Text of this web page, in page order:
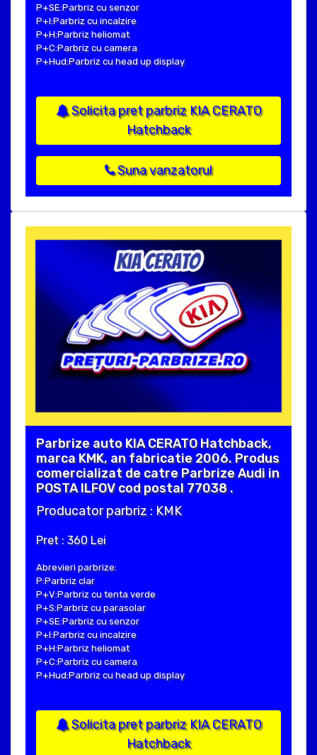
P+SE:Parbriz cu senzor
P+I:Parbriz cu incalzire
P+H:Parbriz heliomat
P+C:Parbriz cu camera
P+Hud:Parbriz cu head up display
Solicita pret parbriz KIA CERATO
Hatchback
Suna vanzatorul
Parbrize auto KIA CERATO Hatchback,
marca KMK, an fabricatie 2006. Produs
comercializat de catre Parbrize Audi in
POSTA ILFOV cod postal 77038 .
Producator parbriz : KMK
Pret : 360 Lei
Abrevieri parbrize:
P:Parbriz clar
P+V:Parbriz cu tenta verde
P+S:Parbriz cu parasolar
P+SE:Parbriz cu senzor
P+I:Parbriz cu incalzire
P+H:Parbriz heliomat
P+C:Parbriz cu camera
P+Hud:Parbriz cu head up display
Solicita pret parbriz KIA CERATO
Hatchback